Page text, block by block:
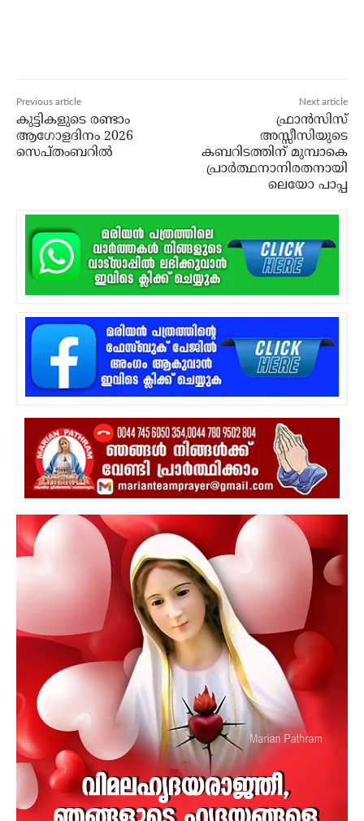
Previous article
കുട്ടികളുടെ രണ്ടാം
ആഗോളദിനം 2026
സെപ്തംബറില്‍
Next article
ഫ്രാന്‍സിസ്
അസ്സീസിയുടെ
കബറിടത്തിന് മുമ്പാകെ
പ്രാര്‍ത്ഥനാനിരതനായി
ലെയോ പാപ്പ